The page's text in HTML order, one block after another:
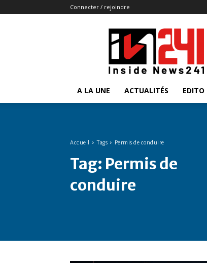
Connecter / rejoindre
Insidenews241
A LA UNE ACTUALITÉS EDITO
Accueil Tags Permis de conduire
Tag: Permis de
conduire